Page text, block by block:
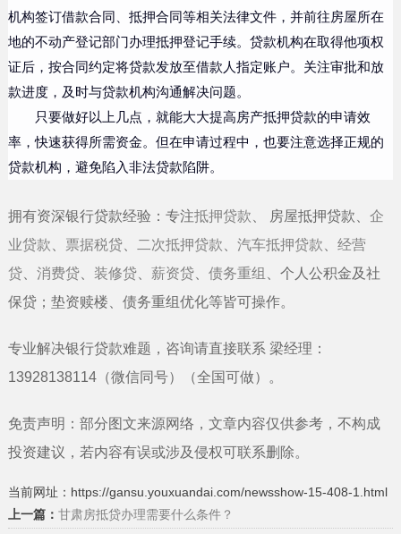
机构签订借款合同、抵押合同等相关法律文件，并前往房屋所在
地的不动产登记部门办理抵押登记手续。贷款机构在取得他项权
证后，按合同约定将贷款发放至借款人指定账户。关注审批和放
款进度，及时与贷款机构沟通解决问题。
只要做好以上几点，就能大大提高房产抵押贷款的申请效
率，快速获得所需资金。但在申请过程中，也要注意选择正规的
贷款机构，避免陷入非法贷款陷阱。
拥有资深银行贷款经验：专注抵押贷款 房屋抵押贷款
企
业贷款
票据税贷、 二次抵押贷款 汽车抵押贷款
经营
贷、 消费贷、 装修贷、 薪资贷、 债务重组
、个人公积金及社
保贷；垫资赎楼、债务重组优化等皆可操作。
专业解决银行贷款难题，咨询请直接联系 梁经理 ：
13928138114（微信同号）（全国可做） 。
免责声明：部分图文来源网络，文章内容仅供参考，不构成
投资建议，若内容有误或涉及侵权可联系删除。
当前网址：https://gansu.youxuandai.com/newsshow-15-408-1.html
上一篇： 甘肃房抵贷办理需要什么条件？